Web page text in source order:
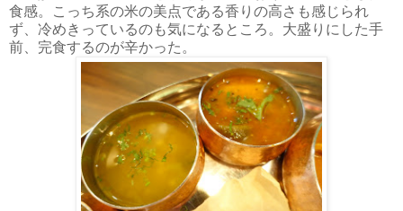
食感。こっち系の米の美点である香りの高さも感じられ
ず、冷めきっているのも気になるところ。大盛りにした手
前、完食するのが辛かった。